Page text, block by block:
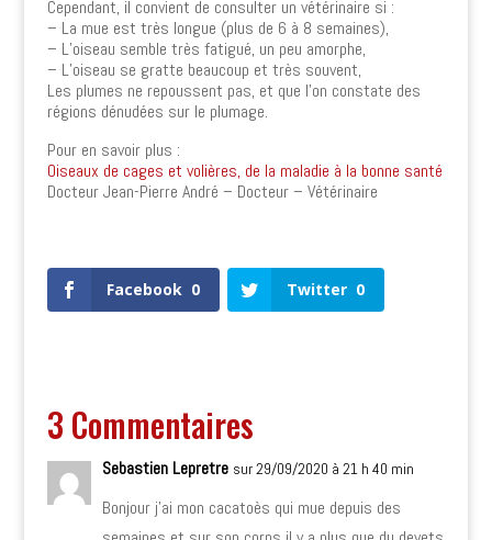
Cependant, il convient de consulter un vétérinaire si :
– La mue est très longue (plus de 6 à 8 semaines),
– L’oiseau semble très fatigué, un peu amorphe,
– L’oiseau se gratte beaucoup et très souvent,
Les plumes ne repoussent pas, et que l’on constate des
régions dénudées sur le plumage.
Pour en savoir plus :
Oiseaux de cages et volières, de la maladie à la bonne santé
Docteur Jean-Pierre André – Docteur – Vétérinaire
Facebook 0 Twitter 0
3 Commentaires
Sebastien Lepretre sur 29/09/2020 à 21 h 40 min
Bonjour j’ai mon cacatoès qui mue depuis des